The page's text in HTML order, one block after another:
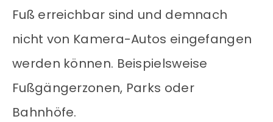
Fuß erreichbar sind und demnach
nicht von Kamera-Autos eingefangen
werden können. Beispielsweise
Fußgängerzonen, Parks oder
Bahnhöfe.